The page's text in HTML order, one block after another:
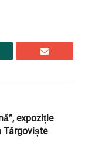
expoziție
Târgoviște